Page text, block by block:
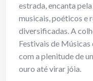
estrada, encanta
musicais, poéticos e
diversificadas. A
Festivais de Músicas
com a plenitude de
ouro até virar jóia.